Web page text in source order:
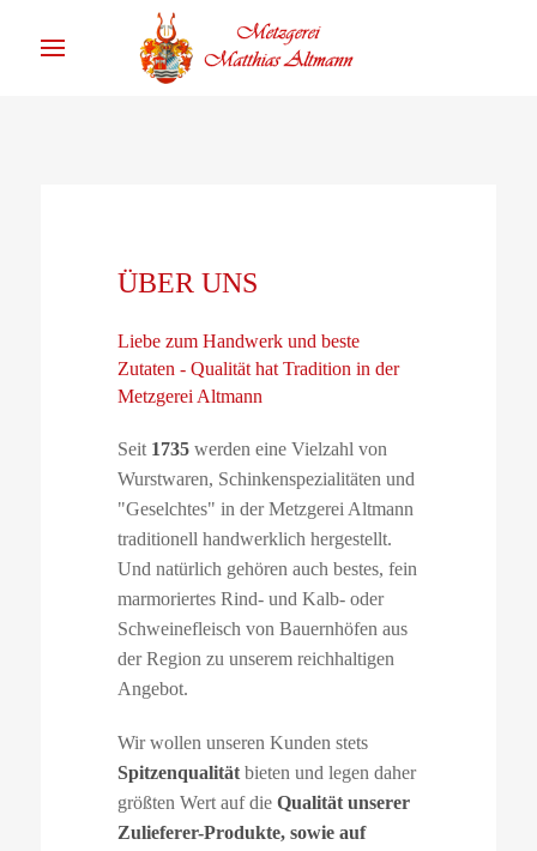
ÜBER UNS
Liebe zum Handwerk und beste
Zutaten - Qualität hat Tradition in der
Metzgerei Altmann
Seit 1735 werden eine Vielzahl von
Wurstwaren, Schinkenspezialitäten und
"Geselchtes" in der Metzgerei Altmann
traditionell handwerklich hergestellt.
Und natürlich gehören auch bestes, fein
marmoriertes Rind- und Kalb- oder
Schweinefleisch von Bauernhöfen aus
der Region zu unserem reichhaltigen
Angebot.
Wir wollen unseren Kunden stets
Spitzenqualität bieten und legen daher
größten Wert auf die Qualität unserer
Zulieferer-Produkte, sowie auf